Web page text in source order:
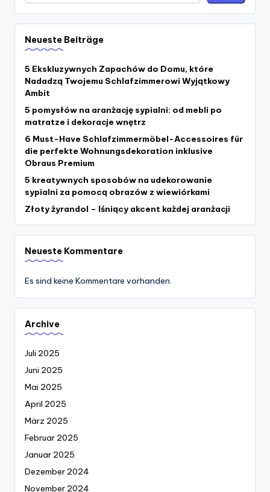
Neueste Beiträge
5 Ekskluzywnych Zapachów do Domu, które
Nadadzą Twojemu Schlafzimmerowi Wyjątkowy
Ambit
5 pomysłów na aranżację sypialni: od mebli po
matratze i dekoracje wnętrz
6 Must-Have Schlafzimmermöbel-Accessoires für
die perfekte Wohnungsdekoration inklusive
Obraus Premium
5 kreatywnych sposobów na udekorowanie
sypialni za pomocą obrazów z wiewiórkami
Złoty żyrandol – lśniący akcent każdej aranżacji
Neueste Kommentare
Es sind keine Kommentare vorhanden.
Archive
Juli 2025
Juni 2025
Mai 2025
April 2025
März 2025
Februar 2025
Januar 2025
Dezember 2024
November 2024